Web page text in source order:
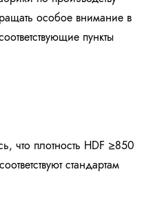
особое внимание в
пункты
что плотность HDF ≥850
стандартам